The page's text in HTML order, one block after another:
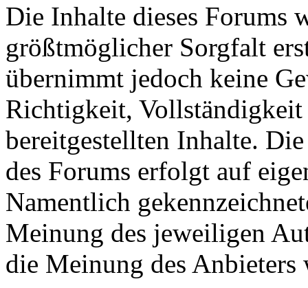
Die Inhalte dieses Forums
größtmöglicher Sorgfalt
übernimmt jedoch keine
Richtigkeit,
bereitgestellten Inhalte.
des Forums erfolgt auf
Namentlich
Meinung des jeweiligen
die Meinung des Anbieters